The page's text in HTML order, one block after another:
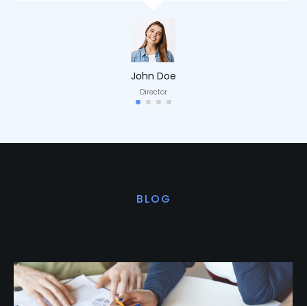
John Doe
Director
BLOG